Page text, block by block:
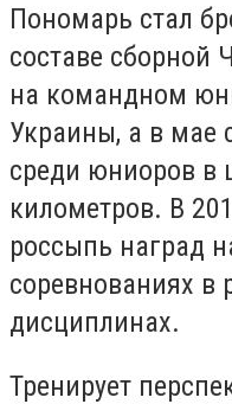
Пономарь стал
составе сборной
на командном
Украины, а в мае
среди юниоров в
километров. В
россыпь наград
соревнованиях в
дисциплинах.
Тренирует